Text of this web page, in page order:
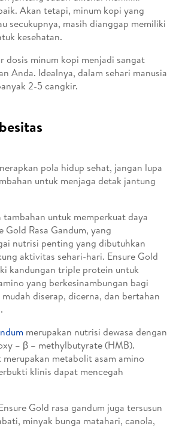
Akan tetapi, minum kopi yang
secukupnya, masih dianggap memiliki
kesehatan.
dosis minum kopi menjadi sangat
Anda. Idealnya, dalam sehari manusia
2-5 cangkir.
pola hidup sehat, jangan lupa
untuk menjaga detak jantung
tambahan untuk memperkuat daya
Gold Rasa Gandum, yang
nutrisi penting yang dibutuhkan
aktivitas sehari-hari. Ensure Gold
kandungan triple protein untuk
yang berkesinambungan bagi
diserap, dicerna, dan bertahan
merupakan nutrisi dewasa dengan
– β – methylbutyrate (HMB).
metabolit asam amino
klinis dapat mencegah
Gold rasa gandum juga tersusun
minyak bunga matahari, canola,